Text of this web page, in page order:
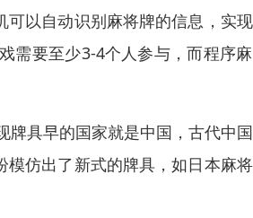
以自动识别麻将牌的信息，实
需要至少3-4个人参与，而程序
牌具早的国家就是中国，古代中
仿出了新式的牌具，如日本麻